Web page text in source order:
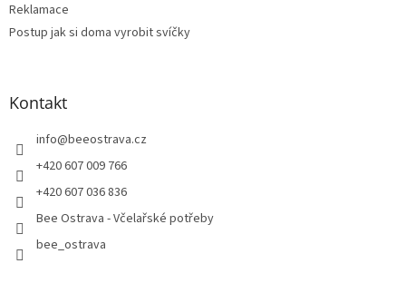
Reklamace
Postup jak si doma vyrobit svíčky
Kontakt
info@beeostrava.cz
+420 607 009 766
+420 607 036 836
Bee Ostrava - Včelařské potřeby
bee_ostrava